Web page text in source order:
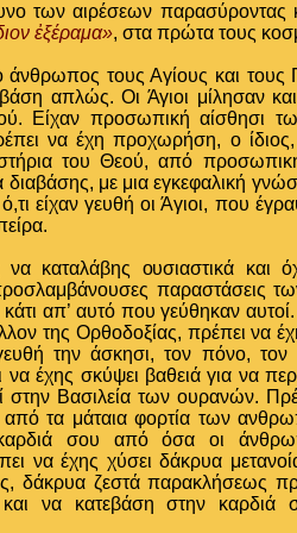
των αιρέσεων παρασύροντας
ἐξέραμα», στα πρώτα τους
άνθρωπος τους Αγίους και τους
απλώς. Οι Άγιοι μίλησαν
Είχαν προσωπική αίσθησι
να έχη προχωρήση, ο
του Θεού, από
με μια εγκεφαλική
είχαν γευθή οι Άγιοι, που
καταλάβης ουσιαστικά και
παραστάσεις
απ’ αυτό που γεύθηκαν
της Ορθοδοξίας, πρέπει να
την άσκησι, τον πόνο, τον
να έχης σκύψει βαθειά για να
στην Βασιλεία των ουρανών.
τα μάταια φορτία των
καρδιά σου από όσα οι
να έχης χύσει δάκρυα
δάκρυα ζεστά παρακλήσεως
να κατεβάση στην καρδιά